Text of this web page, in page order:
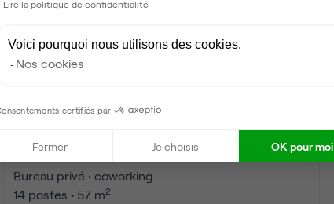
Lire la politique de confidentialité
Voici pourquoi nous utilisons des cookies.
Nos cookies
certifiés par
Fermer Je choisis OK pour moi